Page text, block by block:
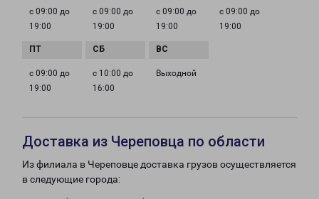
с 09:00 до
19:00
с 09:00 до
19:00
с 09:00 до
19:00
с 09:00 до
19:00
с 09:00 до
19:00
с 10:00 до
16:00
Выходной
Доставка из Череповца по области
Из филиала в Череповце доставка грузов осуществляется
в следующие города: